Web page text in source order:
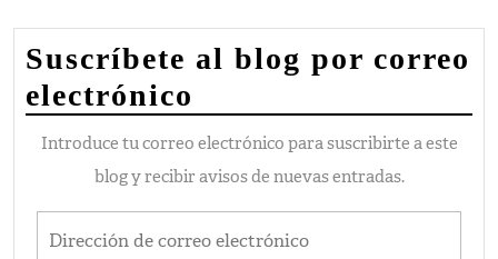
Suscríbete al blog por correo
electrónico
Introduce tu correo electrónico para suscribirte a este
blog y recibir avisos de nuevas entradas.